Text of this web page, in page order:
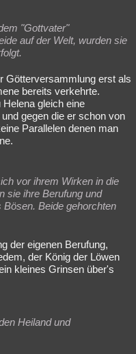
"Gottvater"
auf der Welt, wurden sie
Götterversammlung erst als
bereits verkehrte.
gleich eine
gegen die er schon von
Parallelen denen man
vor ihrem Wirken in die
sie ihre Berufung und
Beide gehorchten
der eigenen Berufung,
der König der Löwen
kleines Grinsen über's
Heiland und